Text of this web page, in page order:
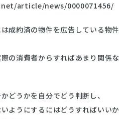
article/news/0000071456/
成約済の物件を広告している物件
の消費者からすればあまり関係な
どうかを自分でどう判断し、
ようにするにはどうすればいいか